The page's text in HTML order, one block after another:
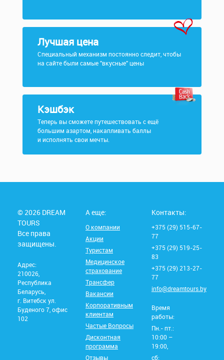
Лучшая цена
Специальный механизм постоянно следит, чтобы
на сайте были самые "вкусные" цены
Кэшбэк
Теперь вы сможете путешествовать с ещё
большим азартом, накапливать баллы
и исполнять свои мечты.
© 2026 DREAM
TOURS
Все права
защищены.
Адрес:
210026,
Республика
Беларусь,
г. Витебск ул.
Буденого 7, офис
102
А еще:
О компании
Акции
Туристам
Медицинское
страхование
Трансфер
Вакансии
Корпоративным
клиентам
Частые Вопросы
Дисконтная
программа
Отзывы
Контакты:
+375 (29) 515-67-
77
+375 (29) 519-25-
83
+375 (29) 213-27-
77
info@dreamtours.by
Время
работы:
Пн.- пт.:
10:00 –
19:00,
сб: